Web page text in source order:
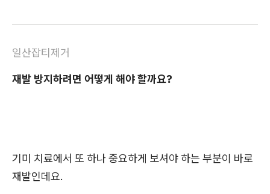
일산잡티제거
재발 방지하려면 어떻게 해야 할까요?
기미 치료에서 또 하나 중요하게 보셔야 하는 부분이 바로
재발인데요.